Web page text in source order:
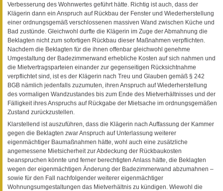
Verbesserung des Wohnwertes geführt hätte. Richtig ist auch, dass der
Klägerin dann ein Anspruch auf Rückbau der Fenster und Wiederherstellung
einer ordnungsgemäß verschlossenen massiven Wand zwischen Küche und
Bad zustünde. Gleichwohl durfte die Klägerin im Zuge der Abmahnung die
Beklagten nicht zum sofortigen Rückbau dieser Maßnahmen verpflichten.
Nachdem die Beklagten für die ihnen offenbar gleichwohl genehme
Umgestaltung der Badezimmerwand erhebliche Kosten auf sich nahmen und
die Mietvertragsparteien einander zur gegenseitigen Rücksichtnahme
verpflichtet sind, ist es der Klägerin nach Treu und Glauben gemäß § 242
BGB nämlich jedenfalls zuzumuten, ihren Anspruch auf Wiederherstellung
des vormaligen Wandzustandes bis zum Ende des Mietverhältnisses und der
Fälligkeit ihres Anspruchs auf Rückgabe der Mietsache im ordnungsgemäßen
Zustand zurückzustellen.
Klarstellend ist auszuführen, dass die Klägerin nach Auffassung der Kammer
gegen die Beklagten zwar Anspruch auf Unterlassung weiterer
eigenmächtiger Baumaßnahmen hätte, wohl auch eine zusätzliche
angemessene Mietsicherheit zur Abdeckung der Rückbaukosten
beanspruchen könnte und ferner berechtigten Anlass hätte, die Beklagten
wegen der eigenmächtigen Änderung der Badezimmerwand abzumahnen –
sowie für den Fall nachfolgender weiterer eigenmächtiger
Wohnungsumgestaltungen das Mietverhältnis zu kündigen. Wiewohl die